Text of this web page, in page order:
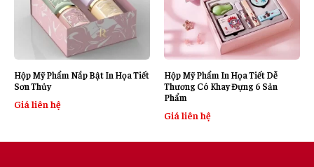
Hộp Mỹ Phẩm Nắp Bật In Họa Tiết
Sơn Thủy
Giá liên hệ
Hộp Mỹ Phẩm In Họa Tiết Dễ
Thương Có Khay Đựng 6 Sản
Phẩm
Giá liên hệ